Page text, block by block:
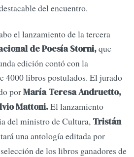
del encuentro.
el lanzamiento de la tercera
de Poesía Storni,que
edición contó con la
4000 libros postulados. El jurado
porMaría Teresa Andruetto,
Mattoni.El lanzamiento
del ministro de Cultura, Tristán
una antología editada por
de los libros ganadores de